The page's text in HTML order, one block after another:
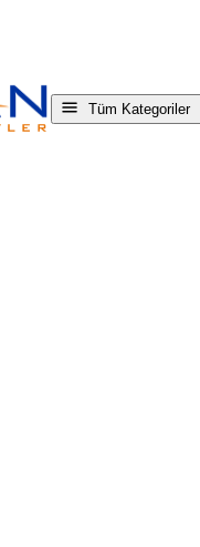
Tüm Kategoriler